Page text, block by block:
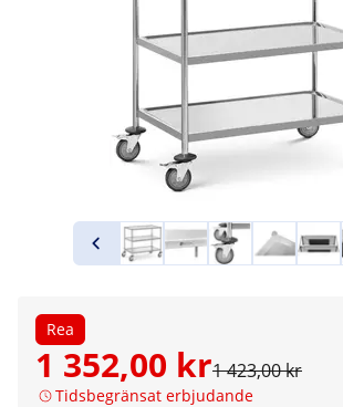
Rea
1 352,00 kr1 423,00 kr
Tidsbegränsat erbjudande